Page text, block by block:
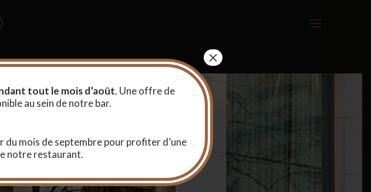
tout le mois d’août. Une offre de
au sein de notre bar.
du mois de septembre pour profiter d’une
notre restaurant.
×